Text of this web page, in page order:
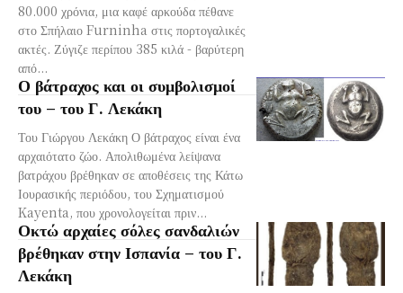
80.000 χρόνια, μια καφέ αρκούδα πέθανε
στο Σπήλαιο Furninha στις πορτογαλικές
ακτές. Ζύγιζε περίπου 385 κιλά - βαρύτερη
από...
Ο βάτραχος και οι συμβολισμοί
του – του Γ. Λεκάκη
Του Γιώργου Λεκάκη Ο βάτραχος είναι ένα
αρχαιότατο ζώο. Απολιθωμένα λείψανα
βατράχου βρέθηκαν σε αποθέσεις της Κάτω
Ιουρασικής περιόδου, του Σχηματισμού
Kayenta, που χρονολογείται πριν...
Οκτώ αρχαίες σόλες σανδαλιών
βρέθηκαν στην Ισπανία – του Γ.
Λεκάκη